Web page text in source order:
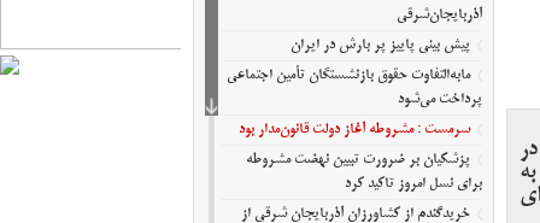
آذربایجان‌شرقی
پیش‌ بینی پاییز پر بارش در ایران
مابه‌التفاوت حقوق بازنشستگان تأمین اجتماعی
پرداخت می‌شود
سرمست : مشروطه آغاز دولت قانون‌مدار بود
پزشکیان بر ضرورت تبیین نهضت مشروطه
برای نسل امروز تاکید کرد
خریدگندم از کشاورزان آذربایجان شرقی از